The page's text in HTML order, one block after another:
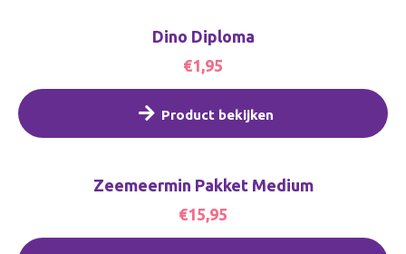
Dino Diploma
€1,95
Product bekijken
Zeemeermin Pakket Medium
€15,95